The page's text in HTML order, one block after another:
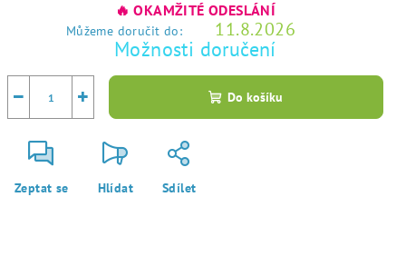
🔥 OKAMŽITÉ ODESLÁNÍ
Můžeme doručit do: 11.8.2026
Možnosti doručení
+
− Do košíku
Zeptat se Hlídat Sdílet